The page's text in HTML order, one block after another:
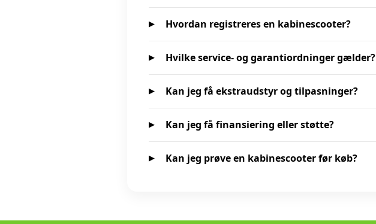
Hvordan registreres en kabinescooter?
Hvilke service- og garantiordninger gælder?
Kan jeg få ekstraudstyr og tilpasninger?
Kan jeg få finansiering eller støtte?
Kan jeg prøve en kabinescooter før køb?